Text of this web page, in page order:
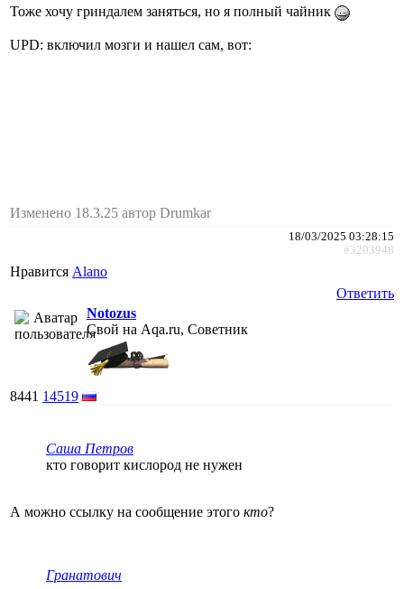
Тоже хочу гриндалем заняться, но я полный чайник
UPD: включил мозги и нашел сам, вот:
Изменено 18.3.25 автор Drumkar
18/03/2025 03:28:15
#3203948
Нравится Alano
Ответить
Notozus
Свой на Aqa.ru, Советник
8441 14519
Саша Петров
кто говорит кислород не нужен
А можно ссылку на сообщение этого кто?
Гранатович